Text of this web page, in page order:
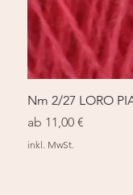
Nm 2/27 LORO
ab 11,00 €
Sale-Preis
inkl. MwSt.